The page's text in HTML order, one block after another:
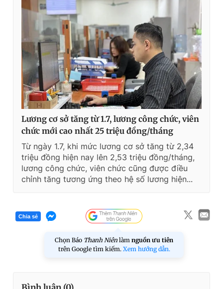
Lương cơ sở tăng từ 1.7, lương công chức, viên
chức mới cao nhất 25 triệu đồng/tháng
Từ ngày 1.7, khi mức lương cơ sở tăng từ 2,34
triệu đồng hiện nay lên 2,53 triệu đồng/tháng,
lương công chức, viên chức cũng được điều
chỉnh tăng tương ứng theo hệ số lương hiện...
Chia sẻ
Chọn Báo Thanh Niên làm nguồn ưu tiên
trên Google tìm kiếm. Xem hướng dẫn.